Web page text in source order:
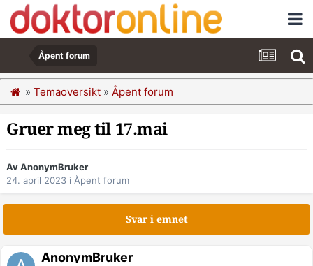
Åpent forum
» Temaoversikt » Åpent forum
Gruer meg til 17.mai
Av AnonymBruker
24. april 2023 i Åpent forum
Svar i emnet
AnonymBruker